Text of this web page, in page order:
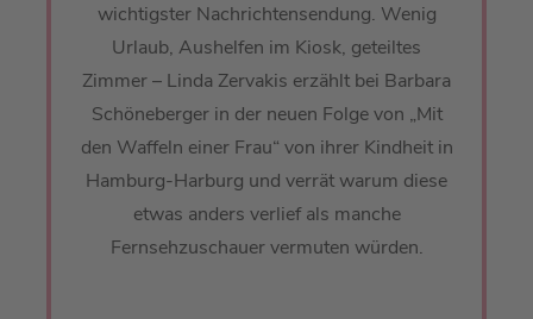
wichtigster Nachrichtensendung. Wenig
Urlaub, Aushelfen im Kiosk, geteiltes
Zimmer – Linda Zervakis erzählt bei Barbara
Schöneberger in der neuen Folge von „Mit
den Waffeln einer Frau“ von ihrer Kindheit in
Hamburg-Harburg und verrät warum diese
etwas anders verlief als manche
Fernsehzuschauer vermuten würden.